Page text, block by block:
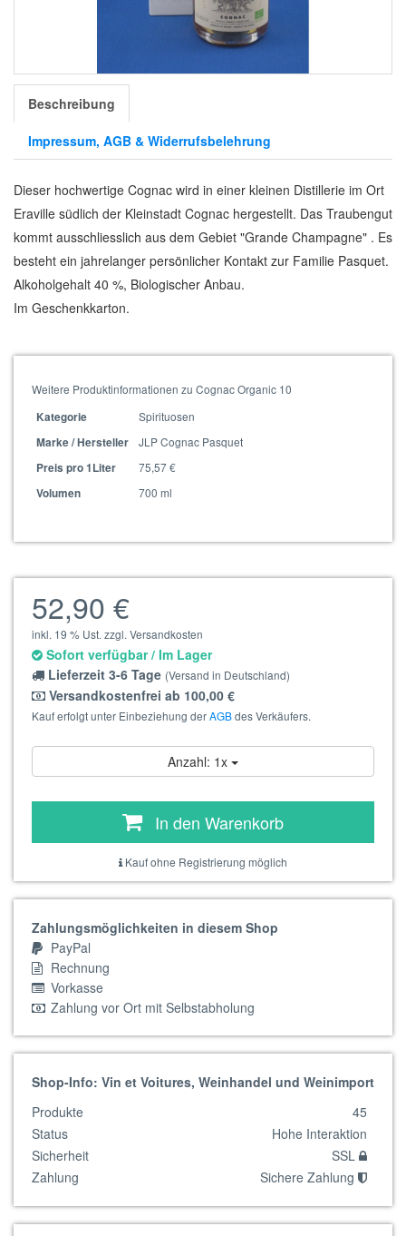
Beschreibung
Impressum, AGB & Widerrufsbelehrung
Dieser hochwertige Cognac wird in einer kleinen Distillerie im Ort
Eraville südlich der Kleinstadt Cognac hergestellt. Das Traubengut
kommt ausschliesslich aus dem Gebiet "Grande Champagne" . Es
besteht ein jahrelanger persönlicher Kontakt zur Familie Pasquet.
Alkoholgehalt 40 %, Biologischer Anbau.
Im Geschenkkarton.
Weitere Produktinformationen zu Cognac Organic 10
Kategorie
Spirituosen
Marke / Hersteller
JLP Cognac Pasquet
Preis pro 1Liter
75,57 €
Volumen
700 ml
52,90 €
inkl. 19 % Ust. zzgl. Versandkosten
Sofort verfügbar / Im Lager
Lieferzeit 3-6 Tage (Versand in Deutschland)
Versandkostenfrei ab 100,00 €
Kauf erfolgt unter Einbeziehung derAGBdes Verkäufers.
Anzahl: 1x
In den Warenkorb
Kauf ohne Registrierung möglich
Zahlungsmöglichkeiten in diesem Shop
PayPal
Rechnung
Vorkasse
Zahlung vor Ort mit Selbstabholung
Shop-Info: Vin et Voitures, Weinhandel und Weinimport
Produkte
45
Status
Hohe Interaktion
Sicherheit
SSL
Zahlung
Sichere Zahlung